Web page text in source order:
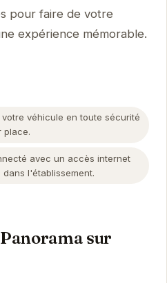
pour faire de votre
expérience mémorable.
véhicule en toute sécurité
place.
avec un accès internet
l'établissement.
sur